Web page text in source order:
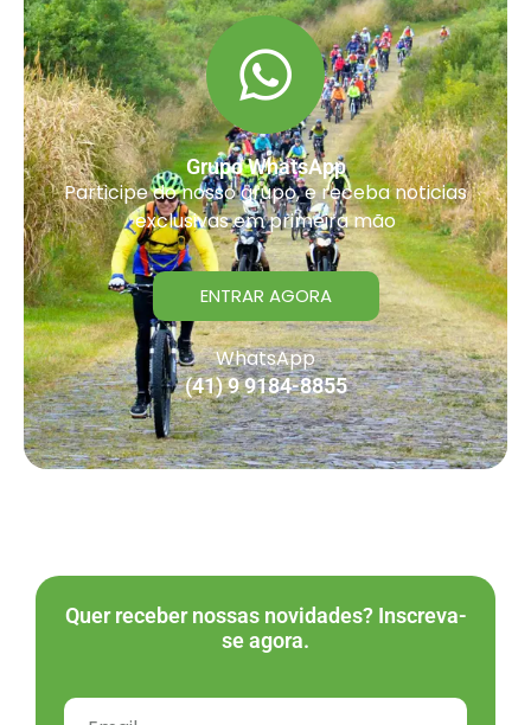
Grupo WhatsApp
Participe do nosso grupo, e receba noticias
exclusivas em primeira mão
ENTRAR AGORA
WhatsApp
(41) 9 9184-8855
Quer receber nossas novidades? Inscreva-
se agora.